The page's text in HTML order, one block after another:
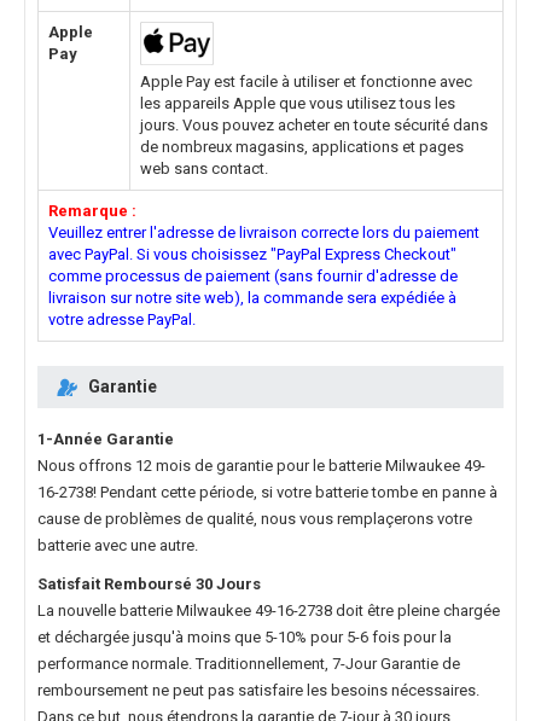
Apple
Pay
Apple Pay est facile à utiliser et fonctionne avec
les appareils Apple que vous utilisez tous les
jours. Vous pouvez acheter en toute sécurité dans
de nombreux magasins, applications et pages
web sans contact.
Remarque :
Veuillez entrer l'adresse de livraison correcte lors du paiement
avec PayPal. Si vous choisissez "PayPal Express Checkout"
comme processus de paiement (sans fournir d'adresse de
livraison sur notre site web), la commande sera expédiée à
votre adresse PayPal.
Garantie
1-Année Garantie
Nous offrons 12 mois de garantie pour le batterie Milwaukee 49-
16-2738! Pendant cette période, si votre batterie tombe en panne à
cause de problèmes de qualité, nous vous remplaçerons votre
batterie avec une autre.
Satisfait Remboursé 30 Jours
La nouvelle batterie Milwaukee 49-16-2738 doit être pleine chargée
et déchargée jusqu'à moins que 5-10% pour 5-6 fois pour la
performance normale. Traditionnellement, 7-Jour Garantie de
remboursement ne peut pas satisfaire les besoins nécessaires.
Dans ce but, nous étendrons la garantie de 7-jour à 30 jours.